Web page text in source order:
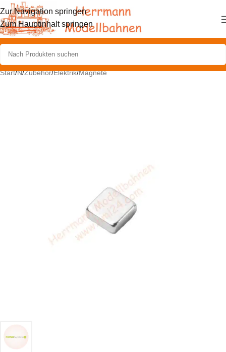
Zur Navigation springen
Zum Hauptinhalt springen
Start/N/Zubehör/Elektrik/Magnete